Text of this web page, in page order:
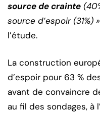
source de crainte
source d’espoir (31%) »
l’étude.
La construction
d’espoir pour 63 %
avant de convaincre
au fil des sondages, à